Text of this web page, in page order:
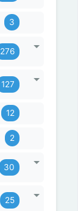
3
276
127
12
2
30
25